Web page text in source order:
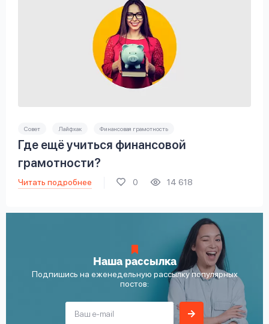
Совет Лайфхак Финансовая грамотность
Где ещё учиться финансовой
грамотности?
Читать подробнее 0 14 618
Наша рассылка
Подпишись на еженедельную рассылку популярных
постов: